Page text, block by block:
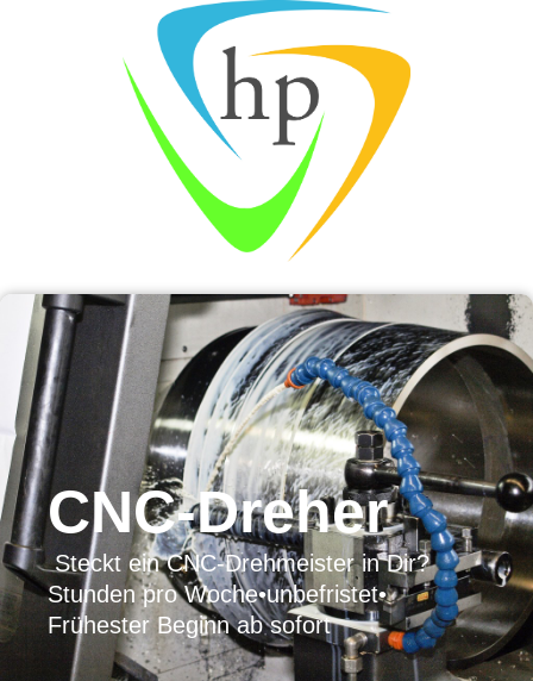
CNC-Dreher
Steckt ein CNC-Drehmeister in Dir?
Stunden pro Woche•unbefristet•
Frühester Beginn ab sofort